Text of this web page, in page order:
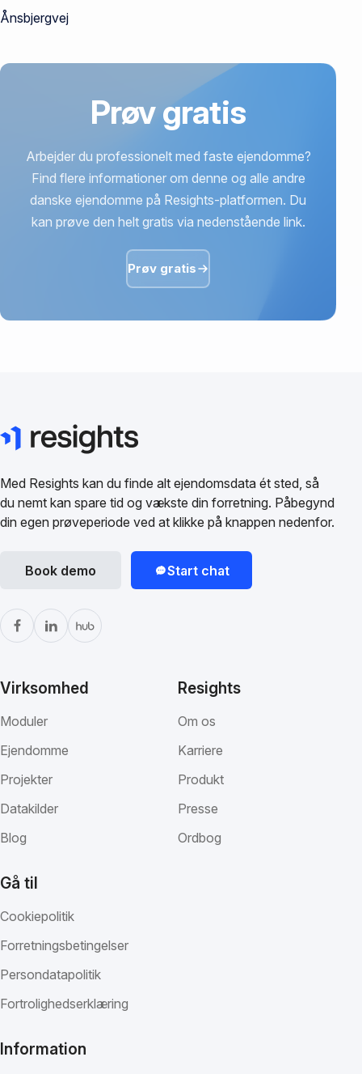
Ånsbjergvej
Prøv gratis
Arbejder du professionelt med faste ejendomme?
Find flere informationer om denne og alle andre
danske ejendomme på Resights-platformen. Du
kan prøve den helt gratis via nedenstående link.
Prøv gratis
Med Resights kan du finde alt ejendomsdata ét sted, så
du nemt kan spare tid og vækste din forretning. Påbegynd
din egen prøveperiode ved at klikke på knappen nedenfor.
Book demo Start chat
Virksomhed
Moduler
Ejendomme
Projekter
Datakilder
Blog
Resights
Om os
Karriere
Produkt
Presse
Ordbog
Gå til
Cookiepolitik
Forretningsbetingelser
Persondatapolitik
Fortrolighedserklæring
Information